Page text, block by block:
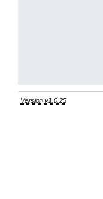
Version v1.0.25